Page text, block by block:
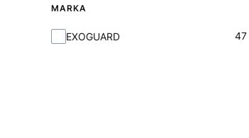
MARKA
MarkaEXOGUARD 47